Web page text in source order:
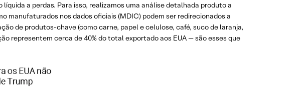
líquida a perdas. Para isso, realizamos uma análise detalhada produto a
manufaturados nos dados oficiais (MDIC) podem ser redirecionados a
de produtos-chave (como carne, papel e celulose, café, suco de laranja,
representem cerca de 40% do total exportado aos EUA — são esses que